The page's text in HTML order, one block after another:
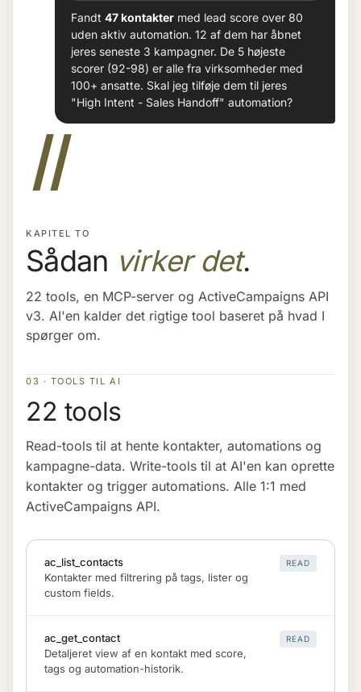
Fandt 47 kontakter med lead score over 80
uden aktiv automation. 12 af dem har åbnet
jeres seneste 3 kampagner. De 5 højeste
scorer (92-98) er alle fra virksomheder med
100+ ansatte. Skal jeg tilføje dem til jeres
"High Intent - Sales Handoff" automation?
II
KAPITEL TO
Sådan virker det.
22 tools, en MCP-server og ActiveCampaigns API
v3. AI'en kalder det rigtige tool baseret på hvad I
spørger om.
03 · TOOLS TIL AI
22 tools
Read-tools til at hente kontakter, automations og
kampagne-data. Write-tools til at AI'en kan oprette
kontakter og trigger automations. Alle 1:1 med
ActiveCampaigns API.
ac_list_contacts
Kontakter med filtrering på tags, lister og
custom fields.
READ
ac_get_contact
Detaljeret view af en kontakt med score,
tags og automation-historik.
READ